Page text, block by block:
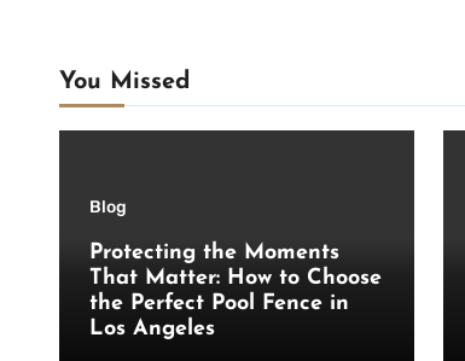
You Missed
Blog
Protecting the Moments
That Matter: How to Choose
the Perfect Pool Fence in
Los Angeles